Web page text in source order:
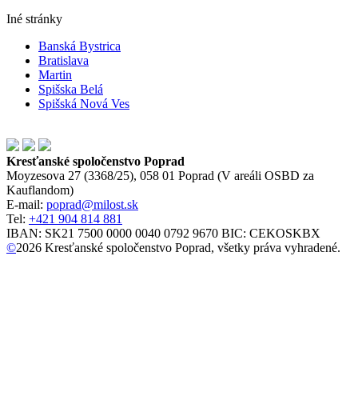
Iné stránky
Banská Bystrica
Bratislava
Martin
Spišska Belá
Spišská Nová Ves
Kresťanské spoločenstvo Poprad
Moyzesova 27 (3368/25), 058 01 Poprad (V areáli OSBD za
Kauflandom)
E-mail: poprad@milost.sk
Tel: +421 904 814 881
IBAN: SK21 7500 0000 0040 0792 9670 BIC: CEKOSKBX
©2026 Kresťanské spoločenstvo Poprad, všetky práva vyhradené.